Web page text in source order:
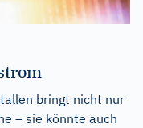
bringt nicht nur
– sie könnte auch